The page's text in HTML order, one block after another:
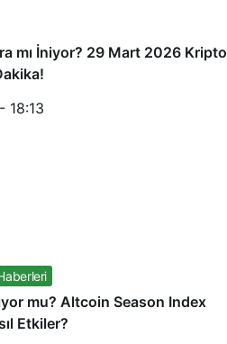
mı İniyor? 29 Mart 2026 Kripto
18:13
mu? Altcoin Season Index
Etkiler?